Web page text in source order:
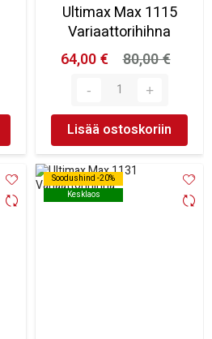
Ultimax Max 1115
Variaattorihihna
64,00 €
80,00 €
Lisää ostoskoriin
Soodushind -20%
Kesklaos
Soodushind -20%
Kesklaos